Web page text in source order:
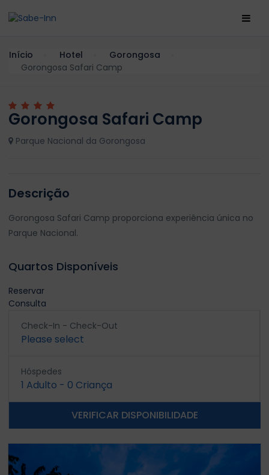
Início Hotel
Gorongosa
Gorongosa Safari Camp
Gorongosa Safari Camp
Parque Nacional da Gorongosa
Descrição
Gorongosa Safari Camp proporciona experiência única no
Parque Nacional.
Quartos Disponíveis
Reservar
Consulta
Check-In - Check-Out
Please select
Hóspedes
1 Adulto - 0 Criança
VERIFICAR DISPONIBILIDADE